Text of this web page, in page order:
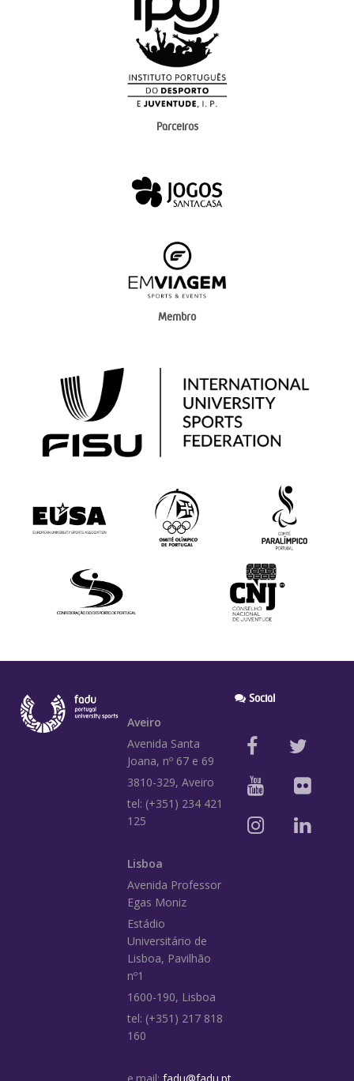
Parceiros
Membro
Aveiro
Avenida Santa
Joana, nº 67 e 69
3810-329, Aveiro
tel: (+351) 234 421
125
Lisboa
Avenida Professor
Egas Moniz
Estádio
Universitário de
Lisboa, Pavilhão
nº1
1600-190, Lisboa
tel: (+351) 217 818
160
Social